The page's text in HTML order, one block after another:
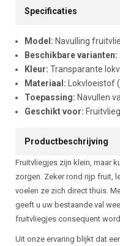
Specificaties
Model: Navulling
Beschikbare varianten:
Kleur: Transparante
Materiaal: Lokvloeistof
Toepassing: Navullen
Geschikt voor:
Productbeschrijving
Fruitvliegjes zijn klein, maar
zorgen. Zeker rond rijp fruit,
voelen ze zich direct thuis.
geeft u uw bestaande val
fruitvliegjes consequent
Uit onze ervaring blijkt dat